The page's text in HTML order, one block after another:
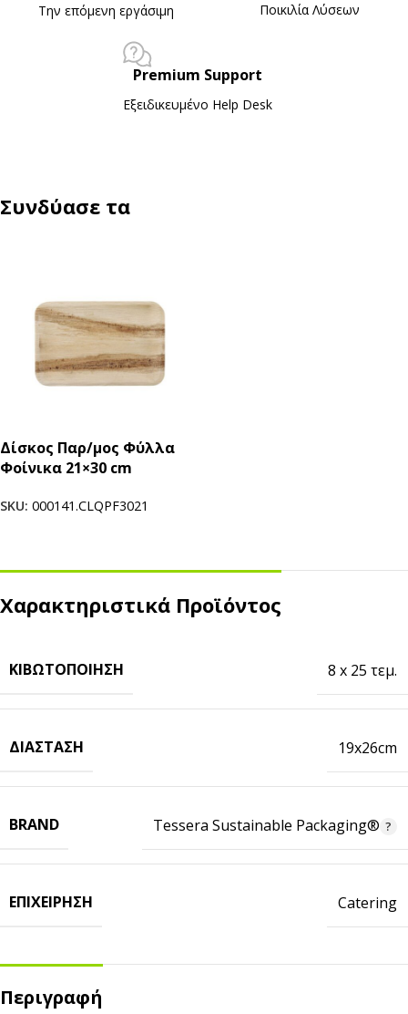
Την επόμενη εργάσιμη Ποικιλία Λύσεων
Premium Support
Εξειδικευμένο Ηelp Desk
Συνδύασε τα
Δίσκος Παρ/μος Φύλλα
Φοίνικα 21×30 cm
SKU: 000141.CLQPF3021
Χαρακτηριστικά Προϊόντος
ΚΙΒΩΤΟΠΟΊΗΣΗ 8 x 25 τεμ.
ΔΙΆΣΤΑΣΗ 19x26cm
BRAND Tessera Sustainable Packaging®
ΕΠΙΧΕΊΡΗΣΗ Catering
Περιγραφή